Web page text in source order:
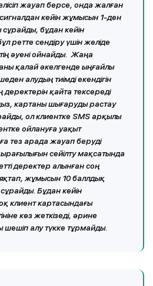
жауап берсе, онда жалған
кейін жұмысын 1-ден
сұрайды, бұдан кейін
ретте сендіру үшін желіде
әуені ойнайды. Жаңа
қалай әкелгенде ыңғайлы
алудың тиімді екендігін
деректерін қайта тексереді
картаны шығаруды растау
ол клиентке SMS арқылы
ойлануға уақыт
тез арада жауап беруді
сейілту мақсатында
деректер алынған соң
жұмысын 10 баллдық
Бұдан кейін
клиент картасындағы
көз жеткізеді, әрине
шешіп алу түкке тұрмайды.